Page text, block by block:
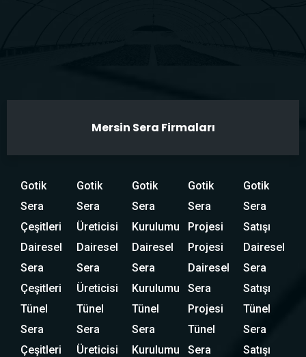
Mersin Sera Firmaları
Gotik
Sera
Çeşitleri
Dairesel
Sera
Çeşitleri
Tünel
Sera
Çeşitleri
Gotik
Sera
Üreticisi
Dairesel
Sera
Üreticisi
Tünel
Sera
Üreticisi
Gotik
Sera
Kurulumu
Dairesel
Sera
Kurulumu
Tünel
Sera
Kurulumu
Gotik
Sera
Projesi
Projesi
Dairesel
Sera
Projesi
Tünel
Sera
Gotik
Sera
Satışı
Dairesel
Sera
Satışı
Tünel
Sera
Satışı